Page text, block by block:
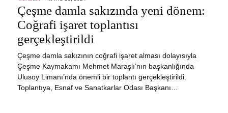
Çeşme damla sakızında yeni dönem:
Coğrafi işaret toplantısı
gerçekleştirildi
Çeşme damla sakızının coğrafi işaret alması dolayısıyla
Çeşme Kaymakamı Mehmet Maraşlı’nın başkanlığında
Ulusoy Limanı’nda önemli bir toplantı gerçekleştirildi.
Toplantıya, Esnaf ve Sanatkarlar Odası Başkanı…